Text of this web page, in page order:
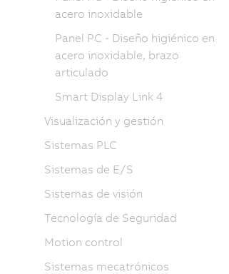
acero inoxidable
Panel PC - Diseño higiénico en
acero inoxidable, brazo
articulado
Smart Display Link 4
Visualización y gestión
Sistemas PLC
Sistemas de E/S
Sistemas de visión
Tecnología de Seguridad
Motion control
Sistemas mecatrónicos